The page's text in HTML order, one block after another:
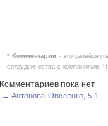
* Комментарии - это
сотрудничества с компаниями.
Комментариев пока нет
← Антонова-Овсеенко, 5-1